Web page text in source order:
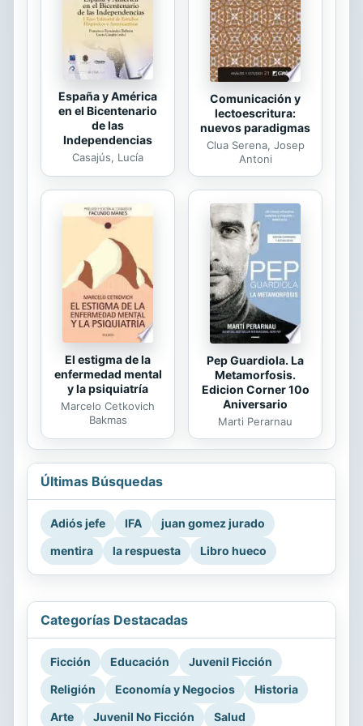
superficie gris mercurio de la
tostadora, me fijé en que parecía
España y América
en el Bicentenario
de las
Independencias
Casajús, Lucía
Comunicación y
lectoescritura:
nuevos paradigmas
Clua Serena, Josep
Antoni
El estigma de la
enfermedad mental
y la psiquiatría
Marcelo Cetkovich
Bakmas
Pep Guardiola. La
Metamorfosis.
Edicion Corner 10o
Aniversario
Marti Perarnau
Últimas Búsquedas
Adiós jefe IFA
juan gomez jurado
mentira
la respuesta Libro hueco
Categorías Destacadas
Ficción Educación
Juvenil Ficción
Religión
Economía y Negocios
Historia
Arte
Juvenil No Ficción Salud